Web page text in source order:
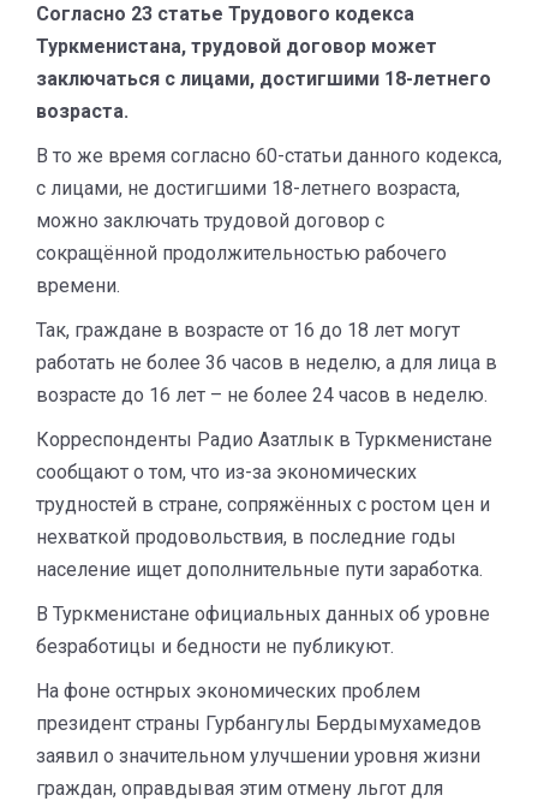
Согласно 23 статье Трудового кодекса
Туркменистана, трудовой договор может
заключаться с лицами, достигшими 18-летнего
возраста.
В то же время согласно 60-статьи данного кодекса,
с лицами, не достигшими 18-летнего возраста,
можно заключать трудовой договор с
сокращённой продолжительностью рабочего
времени.
Так, граждане в возрасте от 16 до 18 лет могут
работать не более 36 часов в неделю, а для лица в
возрасте до 16 лет – не более 24 часов в неделю.
Корреспонденты Радио Азатлык в Туркменистане
сообщают о том, что из-за экономических
трудностей в стране, сопряжённых с ростом цен и
нехваткой продовольствия, в последние годы
население ищет дополнительные пути заработка.
В Туркменистане официальных данных об уровне
безработицы и бедности не публикуют.
На фоне остнрых экономических проблем
президент страны Гурбангулы Бердымухамедов
заявил о значительном улучшении уровня жизни
граждан, оправдывая этим отмену льгот для